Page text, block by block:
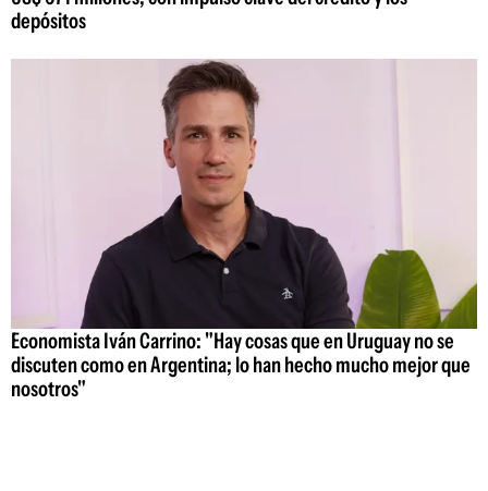
depósitos
Economista Iván Carrino: "Hay cosas que en Uruguay no se
discuten como en Argentina; lo han hecho mucho mejor que
nosotros"